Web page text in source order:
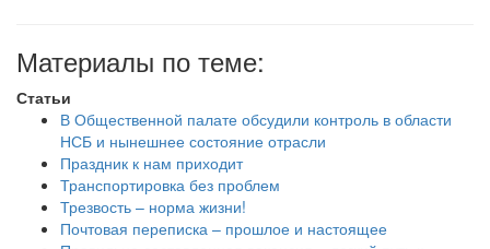
Материалы по теме:
Статьи
В Общественной палате обсудили контроль в области
НСБ и нынешнее состояние отрасли
Праздник к нам приходит
Транспортировка без проблем
Трезвость – норма жизни!
Почтовая переписка – прошлое и настоящее